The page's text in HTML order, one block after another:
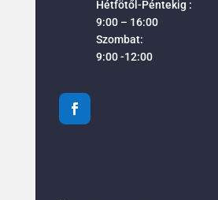
Hétfötől-Péntekig :
9:00 – 16:00
Szombat:
9:00 -12:00